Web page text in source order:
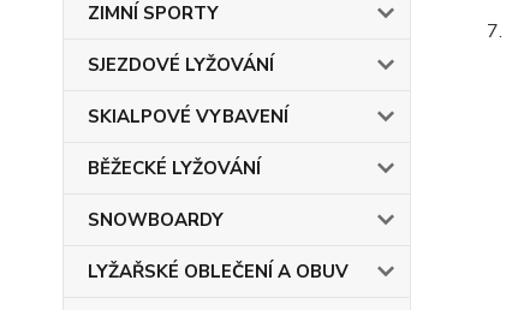
ZIMNÍ SPORTY
SJEZDOVÉ LYŽOVÁNÍ
SKIALPOVÉ VYBAVENÍ
BĚŽECKÉ LYŽOVÁNÍ
SNOWBOARDY
LYŽAŘSKÉ OBLEČENÍ A OBUV